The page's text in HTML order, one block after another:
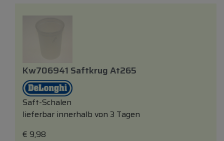
Kw706941 Saftkrug At265
Saft-Schalen
lieferbar innerhalb von 3 Tagen
€ 9,98